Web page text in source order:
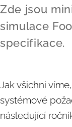
Zde jsou
simulace
specifikace.
Jak všichni víme,
systémové
následující